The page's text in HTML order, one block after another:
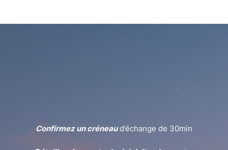
Confirmez un créneaud’échange de 30min